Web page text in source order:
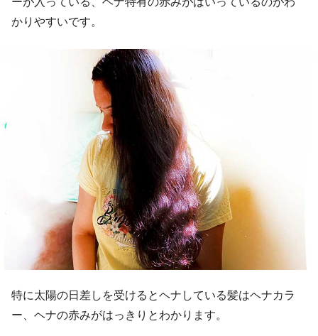
かりやすいです。
特に太陽の日差しを受けるとヘナしている髪はヘナカラ
ー、ヘナの赤みがはっきりとわかります。